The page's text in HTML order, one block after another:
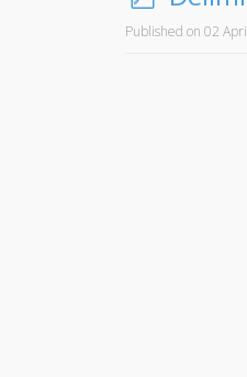
d
Published on 02